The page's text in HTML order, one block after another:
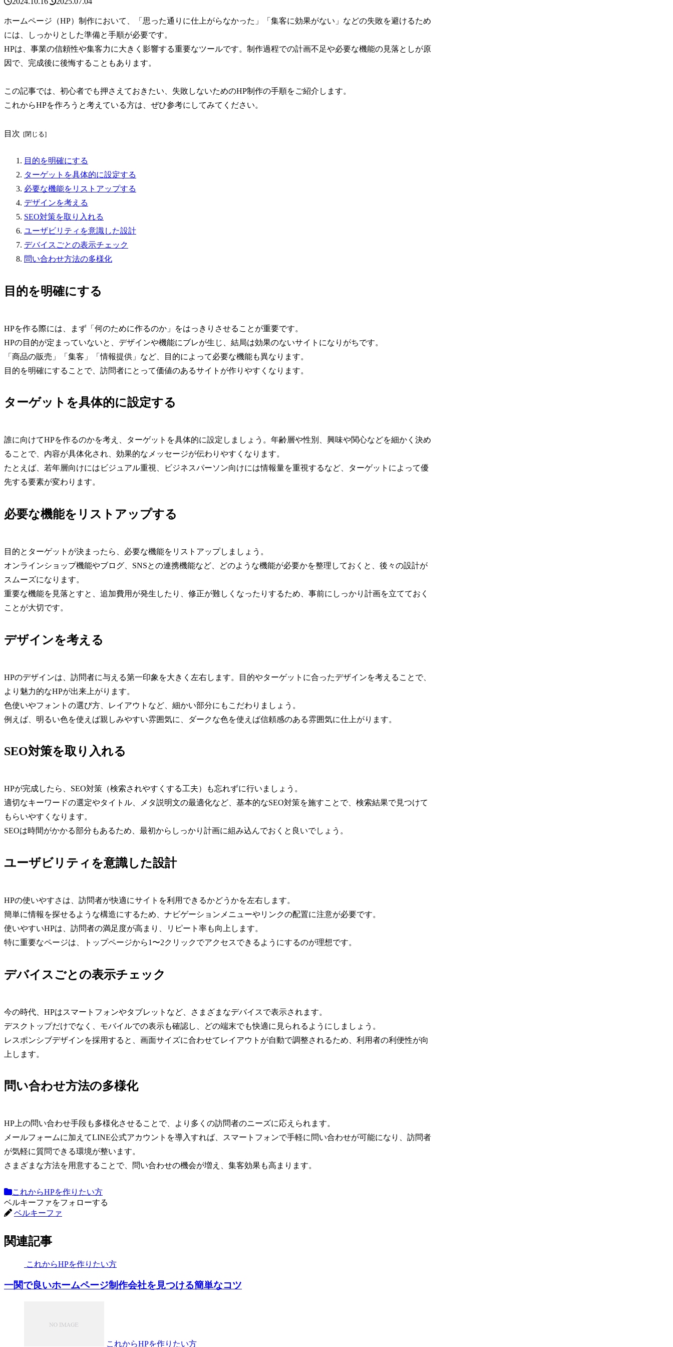
ホームページ（HP）制作において、「思った通りに仕上がらなかった」「集客に効果がない」などの失敗を避けるため
には、しっかりとした準備と手順が必要です。
HPは、事業の信頼性や集客力に大きく影響する重要なツールです。制作過程での計画不足や必要な機能の見落としが原
因で、完成後に後悔することもあります。
この記事では、初心者でも押さえておきたい、失敗しないためのHP制作の手順をご紹介します。
これからHPを作ろうと考えている方は、ぜひ参考にしてみてください。
目次
目的を明確にする
ターゲットを具体的に設定する
必要な機能をリストアップする
デザインを考える
SEO対策を取り入れる
ユーザビリティを意識した設計
デバイスごとの表示チェック
問い合わせ方法の多様化
目的を明確にする
HPを作る際には、まず「何のために作るのか」をはっきりさせることが重要です。
HPの目的が定まっていないと、デザインや機能にブレが生じ、結局は効果のないサイトになりがちです。
「商品の販売」「集客」「情報提供」など、目的によって必要な機能も異なります。
目的を明確にすることで、訪問者にとって価値のあるサイトが作りやすくなります。
ターゲットを具体的に設定する
誰に向けてHPを作るのかを考え、ターゲットを具体的に設定しましょう。年齢層や性別、興味や関心などを細かく決め
ることで、内容が具体化され、効果的なメッセージが伝わりやすくなります。
たとえば、若年層向けにはビジュアル重視、ビジネスパーソン向けには情報量を重視するなど、ターゲットによって優
先する要素が変わります。
必要な機能をリストアップする
目的とターゲットが決まったら、必要な機能をリストアップしましょう。
オンラインショップ機能やブログ、SNSとの連携機能など、どのような機能が必要かを整理しておくと、後々の設計が
スムーズになります。
重要な機能を見落とすと、追加費用が発生したり、修正が難しくなったりするため、事前にしっかり計画を立てておく
ことが大切です。
デザインを考える
HPのデザインは、訪問者に与える第一印象を大きく左右します。目的やターゲットに合ったデザインを考えることで、
より魅力的なHPが出来上がります。
色使いやフォントの選び方、レイアウトなど、細かい部分にもこだわりましょう。
例えば、明るい色を使えば親しみやすい雰囲気に、ダークな色を使えば信頼感のある雰囲気に仕上がります。
SEO対策を取り入れる
HPが完成したら、SEO対策（検索されやすくする工夫）も忘れずに行いましょう。
適切なキーワードの選定やタイトル、メタ説明文の最適化など、基本的なSEO対策を施すことで、検索結果で見つけて
もらいやすくなります。
SEOは時間がかかる部分もあるため、最初からしっかり計画に組み込んでおくと良いでしょう。
ユーザビリティを意識した設計
HPの使いやすさは、訪問者が快適にサイトを利用できるかどうかを左右します。
簡単に情報を探せるような構造にするため、ナビゲーションメニューやリンクの配置に注意が必要です。
使いやすいHPは、訪問者の満足度が高まり、リピート率も向上します。
特に重要なページは、トップページから1〜2クリックでアクセスできるようにするのが理想です。
デバイスごとの表示チェック
今の時代、HPはスマートフォンやタブレットなど、さまざまなデバイスで表示されます。
デスクトップだけでなく、モバイルでの表示も確認し、どの端末でも快適に見られるようにしましょう。
レスポンシブデザインを採用すると、画面サイズに合わせてレイアウトが自動で調整されるため、利用者の利便性が向
上します。
問い合わせ方法の多様化
HP上の問い合わせ手段も多様化させることで、より多くの訪問者のニーズに応えられます。
メールフォームに加えてLINE公式アカウントを導入すれば、スマートフォンで手軽に問い合わせが可能になり、訪問者
が気軽に質問できる環境が整います。
さまざまな方法を用意することで、問い合わせの機会が増え、集客効果も高まります。
これからHPを作りたい方
ベルキーファをフォローする
ベルキーファ
関連記事
これからHPを作りたい方
一関で良いホームページ制作会社を見つける簡単なコツ
これからHPを作りたい方